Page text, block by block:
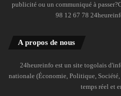
publicité ou un communiqué à
98 12 67 78
A propos de nous
24heureinfo est un site togolais
nationale (Économie, Politique,
temps réel et